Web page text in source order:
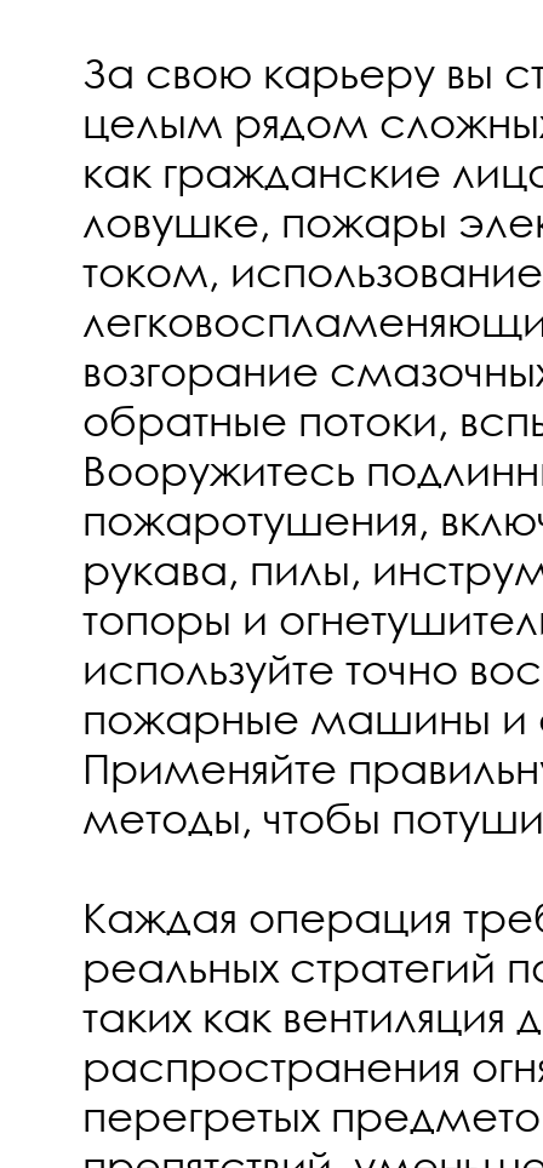
За свою карьеру вы
целым рядом
как гражданские
ловушке, пожары
током, использование
возгорание
обратные потоки,
Вооружитесь
пожаротушения,
рукава, пилы,
топоры и
используйте точно
пожарные машины и
Применяйте
методы, чтобы
Каждая операция
реальных стратегий
таких как вентиляция
распространения
перегретых